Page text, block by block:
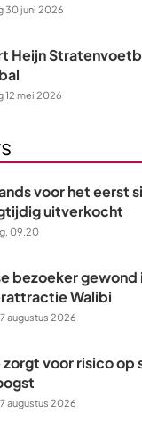
30 juni 2026
Heijn
12 mei 2026
voor het eerst
uitverkocht
09.20
bezoeker gewond
Walibi
augustus 2026
voor risico op
augustus 2026